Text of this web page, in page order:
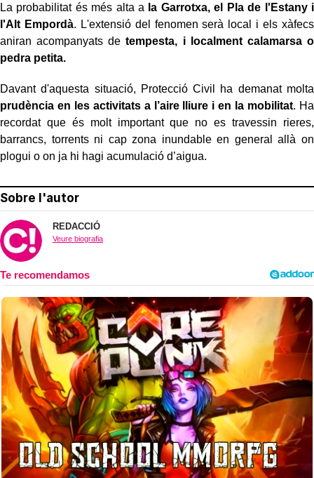
La probabilitat és més alta a la Garrotxa, el Pla de l'Estany i
l'Alt Empordà. L'extensió del fenomen serà local i els xàfecs
aniran acompanyats detempesta, i localment calamarsa o
pedra petita.
Davant d'aquesta situació, Protecció Civil ha demanat molta
prudència en les activitats a l’aire lliure i en la mobilitat. Ha
recordat que és molt important que no es travessin rieres,
barrancs, torrents ni cap zona inundable en general allà on
plogui o on ja hi hagi acumulació d’aigua.
Sobre l'autor
REDACCIÓ
Veure biografia